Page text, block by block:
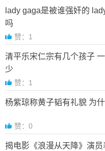
lady gaga是被谁强奸的
吗
赞：1
清平乐宋仁宗有几个孩子
少
赞：1
杨紫琼称黄子韬有礼貌 为
赞：0
揭电影《浪漫从天降》演员表剧情